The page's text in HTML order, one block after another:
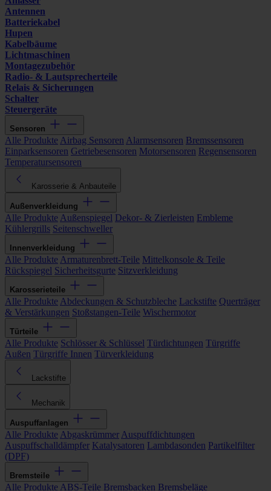
Antennen
Batteriekabel
Hupen
Kabelbäume
Lichtmaschinen
Montagezubehör
Radio- & Lautsprecherteile
Relais & Sicherungen
Schalter
Steuergeräte
Sensoren
Alle Produkte Airbag Sensoren Alarmsensoren Bremssensoren
Einparksensoren Getriebesensoren Motorsensoren Regensensoren
Temperatursensoren
Karosserie & Anbauteile
Außenverkleidung
Alle Produkte Außenspiegel Dekor- & Zierleisten Embleme
Kühlergrills Seitenschweller
Innenverkleidung
Alle Produkte Armaturenbrett-Teile Mittelkonsole & Teile
Rückspiegel Sicherheitsgurte Sitzverkleidung
Karosserieteile
Alle Produkte Abdeckungen & Schutzbleche Lackstifte Querträger
& Verstärkungen Stoßstangen-Teile Wischermotor
Türteile
Alle Produkte Schlösser & Schlüssel Türdichtungen Türgriffe
Außen Türgriffe Innen Türverkleidung
Lackstifte
Mechanik
Auspuffanlagen
Alle Produkte Abgaskrümmer Auspuffdichtungen
Auspuffschalldämpfer Katalysatoren Lambdasonden Partikelfilter
(DPF)
Bremsteile
Alle Produkte ABS-Teile Bremsbacken Bremsbeläge